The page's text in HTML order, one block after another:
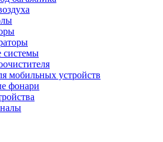
системы
мобильных устройств
фонари